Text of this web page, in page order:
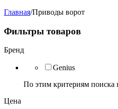
Главная/Приводы ворот
Фильтры товаров
Бренд
Genius
По этим критериям поиска
Цена